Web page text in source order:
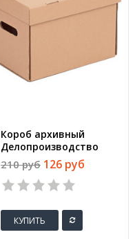
Короб архивный
Делопроизводство
гофрокартон
325х235х235 мм
210 руб 126 руб
КУПИТЬ